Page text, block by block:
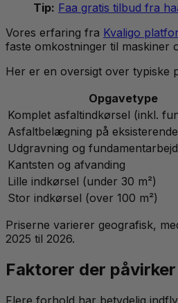
Tip: Faa gratis tilbud fra
Vores erfaring fra Kvaligo
faste omkostninger til maskiner
Her er en oversigt over typiske
Opgavetype
Komplet asfaltindkørsel (inkl.
Asfaltbelægning på
Udgravning og
Kantsten og afvanding
Lille indkørsel (under 30 m²)
Stor indkørsel (over 100 m²)
Priserne varierer geografisk,
2025 til 2026.
Faktorer der